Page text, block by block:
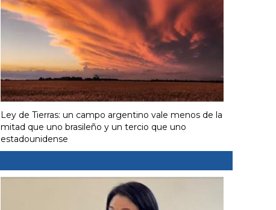
Ley de Tierras: un campo argentino vale menos de la
mitad que uno brasileño y un tercio que uno
estadounidense